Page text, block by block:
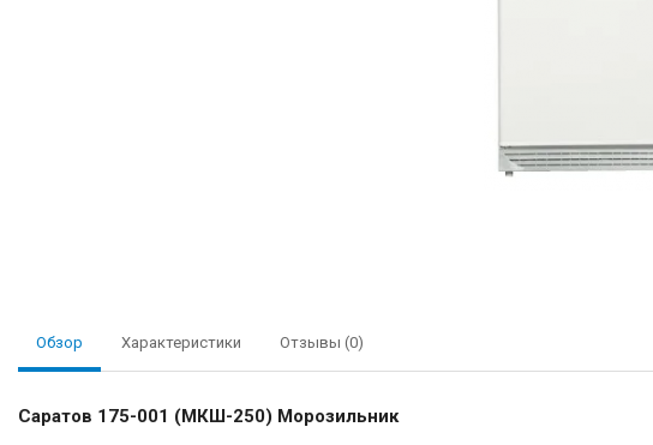
Обзор Характеристики Отзывы (0)
Саратов 175-001 (МКШ-250) Морозильник